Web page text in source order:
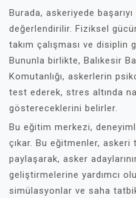
Burada, askeriyede
değerlendirilir. Fiziksel
takım çalışması ve disiplin
Bununla birlikte, Balıkesir
Komutanlığı, askerlerin
test ederek, stres altında
göstereceklerini belirler.
Bu eğitim merkezi,
çıkar. Bu eğitmenler,
paylaşarak, asker
geliştirmelerine yardımcı
simülasyonlar ve saha